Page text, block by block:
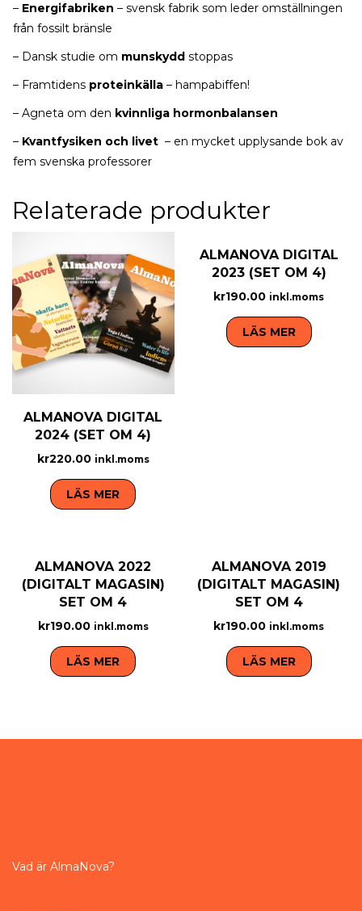
– Energifabriken – svensk fabrik som leder omställningen
från fossilt bränsle
– Dansk studie om munskydd stoppas
– Framtidens proteinkälla – hampabiffen!
– Agneta om den kvinnliga hormonbalansen
– Kvantfysiken och livet – en mycket upplysande bok av
fem svenska professorer
Relaterade produkter
ALMANOVA DIGITAL
2024 (SET OM 4)
kr220.00 inkl.moms
LÄS MER
ALMANOVA DIGITAL
2023 (SET OM 4)
kr190.00 inkl.moms
LÄS MER
ALMANOVA 2022
(DIGITALT MAGASIN)
SET OM 4
kr190.00 inkl.moms
LÄS MER
ALMANOVA 2019
(DIGITALT MAGASIN)
SET OM 4
kr190.00 inkl.moms
LÄS MER
Vad är AlmaNova?